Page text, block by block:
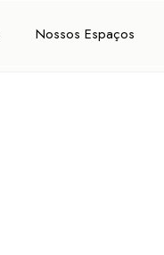
Nossos Espaços